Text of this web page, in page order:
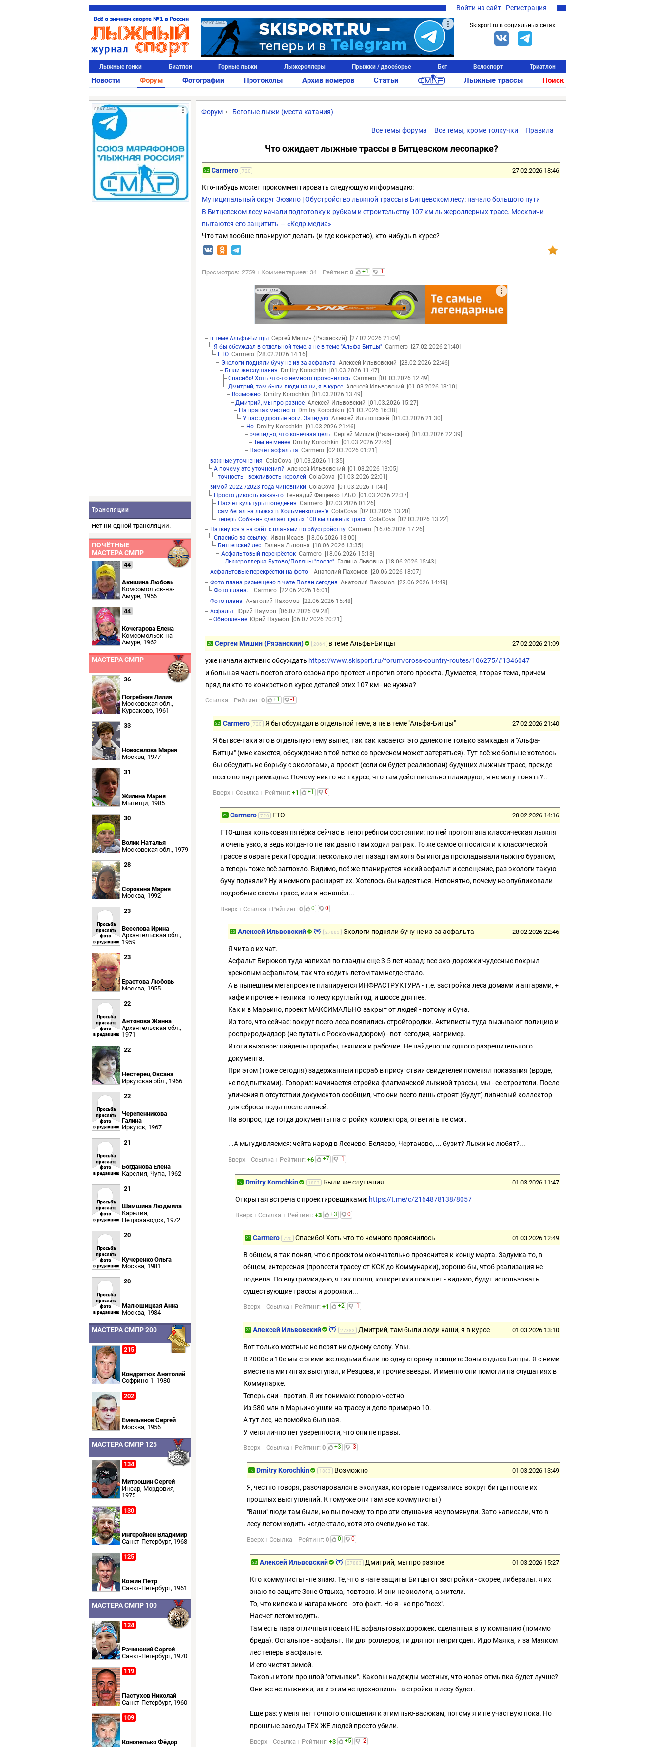
Войти на сайт Регистрация
РЕКЛАМА Skisport.ru в социальных сетях:
Лыжные гонки Биатлон Горные лыжи Лыжероллеры Прыжки / двоеборье Бег Велоспорт Триатлон
Новости Форум Фотографии Протоколы Архив номеров Статьи Лыжные трассы Поиск
РЕКЛАМА
Трансляции
Нет ни одной трансляции.
ПОЧЁТНЫЕ
МАСТЕРА СМЛР
44
Акишина Любовь
Комсомольск-на-
Амуре, 1956
44
Кочегарова Елена
Комсомольск-на-
Амуре, 1962
МАСТЕРА СМЛР
36
Погребная Лилия
Московская обл.,
Курсаково, 1961
33
Новоселова Мария
Москва, 1977
31
Жилина Мария
Мытищи, 1985
30
Волик Наталья
Московская обл., 1979
28
Сорокина Мария
Москва, 1992
23
Веселова Ирина
Архангельская обл.,
1959
23
Ерастова Любовь
Москва, 1955
22
Антонова Жанна
Архангельская обл.,
1971
22
Нестерец Оксана
Иркутская обл., 1966
22
Черепенникова
Галина
Иркутск, 1967
21
Богданова Елена
Карелия, Чупа, 1962
21
Шамшина Людмила
Карелия,
Петрозаводск, 1972
20
Кучеренко Ольга
Москва, 1981
20
Малюшицкая Анна
Москва, 1984
МАСТЕРА СМЛР 200
215
Кондратюк Анатолий
Софрино-1, 1980
202
Емельянов Сергей
Москва, 1956
МАСТЕРА СМЛР 125
134
Митрошин Сергей
Инсар, Мордовия,
1975
130
Ингеройнен Владимир
Санкт-Петербург, 1968
125
Кожин Петр
Санкт-Петербург, 1961
МАСТЕРА СМЛР 100
124
Рачинский Сергей
Санкт-Петербург, 1970
119
Пастухов Николай
Санкт-Петербург, 1960
109
Конопелько Фёдор
Форум Беговые лыжи (места катания)
Правила
Все темы, кроме толкучки
Все темы форума
Что ожидает лыжные трассы в Битцевском лесопарке?
22 Carmero 720 27.02.2026 18:46
Кто-нибудь может прокомментировать следующую информацию:
Муниципальный округ Зюзино | Обустройство лыжной трассы в Битцевском лесу: начало большого пути
В Битцевском лесу начали подготовку к рубкам и строительству 107 км лыжероллерных трасс. Москвичи
пытаются его защитить — «Кедр.медиа»
Что там вообще планируют делать (и где конкретно), кто-нибудь в курсе?
Просмотров: 2759 Комментариев: 34 Рейтинг:0 +1 -1
РЕКЛАМА
в теме Альфы-БитцыСергей Мишин (Рязанский)
[27.02.2026 21:09]
Я бы обсуждал в отдельной теме, а не в теме "Альфа-Битцы" Carmero [27.02.2026 21:40]
ГТОCarmero
[28.02.2026 14:16]
Экологи подняли бучу не из-за асфальта Алексей Ильвовский
[28.02.2026 22:46]
Были же слушания Dmitry Korochkin
[01.03.2026 11:47]
Спасибо! Хоть что-то немного прояснилось Carmero
[01.03.2026 12:49]
Дмитрий, там были люди наши, я в курсе Алексей Ильвовский
[01.03.2026 13:10]
ВозможноDmitry Korochkin
[01.03.2026 13:49]
Дмитрий, мы про разное Алексей Ильвовский
[01.03.2026 15:27]
На правах местного Dmitry Korochkin
[01.03.2026 16:38]
У вас здоровые ноги. ЗавидуюАлексей Ильвовский
[01.03.2026 21:30]
Но Dmitry Korochkin
[01.03.2026 21:46]
очевидно, что конечная цель Сергей Мишин (Рязанский)
[01.03.2026 22:39]
Тем не менееDmitry Korochkin
[01.03.2026 22:46]
Насчёт асфальта Carmero [02.03.2026 01:21]
важные уточнения ColaCova
[01.03.2026 11:35]
А почему это уточнения? Алексей Ильвовский
[01.03.2026 13:05]
точность - вежливость королей ColaCova
[01.03.2026 22:01]
зимой 2022 /2023 года чиновники ColaCova
[01.03.2026 11:41]
Просто дикость какая-то Геннадий Фищенко ГАБО [01.03.2026 22:37]
Насчёт культуры поведения Carmero
[02.03.2026 01:26]
сам бегал на лыжах в Хольменколлен'eColaCova
[02.03.2026 13:20]
теперь Собянин сделает целых 100 км лыжных трассColaCova
[02.03.2026 13:22]
Наткнулся я на сайт с планами по обустройствуCarmero
[16.06.2026 17:26]
Спасибо за ссылку. Иван Исаев [18.06.2026 13:00]
Битцевский лесГалина Львовна
[18.06.2026 13:35]
Асфальтовый перекрёстокCarmero [18.06.2026 15:13]
Лыжероллерка Бутово/Поляны "после" Галина Львовна
[18.06.2026 15:43]
Асфальтовые перекрёстки на фото -Анатолий Пахомов
[20.06.2026 18:07]
Фото плана размещено в чате Полян сегодня Анатолий Пахомов [22.06.2026 14:49]
Фото плана... Carmero
[22.06.2026 16:01]
Фото плана Анатолий Пахомов [22.06.2026 15:48]
АсфальтЮрий Наумов [06.07.2026 09:28]
Обновление Юрий Наумов [06.07.2026 20:21]
20 Сергей Мишин (Рязанский) 2064 в теме Альфы-Битцы 27.02.2026 21:09
уже начали активно обсуждать https://www.skisport.ru/forum/cross-country-routes/106275/#1346047
и большая часть постов этого сезона про протесты против этого проекта. Думается, вторая тема, причем
вряд ли кто-то конкретно в курсе деталей этих 107 км - не нужна?
Ссылка Рейтинг:0 +1 -1
22 Carmero 720 Я бы обсуждал в отдельной теме, а не в теме "Альфа-Битцы" 27.02.2026 21:40
Я бы всё-таки это в отдельную тему вынес, так как касается это далеко не только замкадья и "Альфа-
Битцы" (мне кажется, обсуждение в той ветке со временем может затеряться). Тут всё же больше хотелось
бы обсудить не борьбу с экологами, а проект (если он будет реализован) будущих лыжных трасс, прежде
всего во внутримкадье. Почему никто не в курсе, что там действительно планируют, я не могу понять?..
Вверх Ссылка Рейтинг: +1 +1 0
22 Carmero 720 ГТО 28.02.2026 14:16
ГТО-шная коньковая пятёрка сейчас в непотребном состоянии: по ней протоптана классическая лыжня
и очень узко, а ведь когда-то не так давно там ходил ратрак. То же самое относится и к классической
трассе в овраге реки Городни: несколько лет назад там хотя бы иногда прокладывали лыжню бураном,
а теперь тоже всё заглохло. Видимо, всё же планируется некий асфальт и освещение, раз экологи такую
бучу подняли? Ну и немного расширят их. Хотелось бы надеяться. Непонятно, почему не опубликовали
подробные схемы трасс, или я не нашёл...
Вверх Ссылка Рейтинг:0 0 0
23 Алексей Ильвовский 27883 Экологи подняли бучу не из-за асфальта 28.02.2026 22:46
Я читаю их чат.
Асфальт Бирюков туда напихал по гланды еще 3-5 лет назад: все эко-дорожки чудесные покрыл
хреновым асфальтом, так что ходить летом там негде стало.
А в нынешнем мегапроекте планируется ИНФРАСТРУКТУРА - т.е. застройка леса домами и ангарами, +
кафе и прочее + техника по лесу круглый год, и шоссе для нее.
Как и в Марьино, проект МАКСИМАЛЬНО закрыт от людей - потому и буча.
Из того, что сейчас: вокруг всего леса появились стройгородки. Активисты туда вызывают полицию и
росприроднадзор (не путать с Роскомнадзором) - вот сегодня, например.
Итоги вызовов: найдены прорабы, техника и рабочие. Не найдено: ни одного разрешительного
документа.
При этом (тоже сегодня) задержанный прораб в присутствии свидетелей поменял показания (вроде,
не под пытками). Говорил: начинается стройка флагманской лыжной трассы, мы - ее строители. После
уличения в отсутствии документов сообщил, что они всего лишь строят (будут) ливневый коллектор
для сброса воды после ливней.
На вопрос, где тогда документы на стройку коллектора, ответить не смог.
...А мы удивляемся: чейта народ в Ясенево, Беляево, Чертаново, ... бузит? Лыжи не любят?...
Вверх Ссылка Рейтинг: +6 +7 -1
16 Dmitry Korochkin 1803 Были же слушания 01.03.2026 11:47
Открытая встреча с проектировщиками: https://t.me/c/2164878138/8057
Вверх Ссылка Рейтинг: +3 +3 0
22 Carmero 720 Спасибо! Хоть что-то немного прояснилось 01.03.2026 12:49
В общем, я так понял, что с проектом окончательно прояснится к концу марта. Задумка-то, в
общем, интересная (провести трассу от КСК до Коммунарки), хорошо бы, чтоб реализация не
подвела. По внутримкадью, я так понял, конкретики пока нет - видимо, будут использовать
существующие трассы и дорожки...
Вверх Ссылка Рейтинг:+1 +2 -1
23 Алексей Ильвовский 27883 Дмитрий, там были люди наши, я в курсе 01.03.2026 13:10
Вот только местные не верят ни одному слову. Увы.
В 2000е и 10е мы с этими же людьми были по одну сторону в защите Зоны отдыха Битцы. Я с ними
вместе на митингах выступал, и Резцова, и прочие звезды. И именно они помогли на слушаниях в
Коммунарке.
Теперь они - против. Я их понимаю: говорю честно.
Из 580 млн в Марьино ушли на трассу и дело примерно 10.
А тут лес, не помойка бывшая.
У меня лично нет уверенности, что они не правы.
Вверх Ссылка Рейтинг:0 +3 -3
16 Dmitry Korochkin 1803 Возможно 01.03.2026 13:49
Я, честно говоря, разочаровался в эколухах, которые подвизались вокруг битцы после их
прошлых выступлений. К тому-же они там все коммунисты )
"Ваши" люди там были, но вы почему-то про эти слушания не упомянули. Зато написали, что в
лесу летом ходить негде стало, хотя это очевидно не так.
Вверх Ссылка Рейтинг:0 0 0
23 Алексей Ильвовский 27883 Дмитрий, мы про разное 01.03.2026 15:27
Кто коммунисты - не знаю. Те, что в чате защиты Битцы от застройки - скорее, либералы. я их
знаю по защите Зоне Отдыха, повторю. И они не экологи, а жители.
То, что кипежа и нагара много - это факт. Но я - не про "всех".
Насчет летом ходить.
Там есть пара отличных новых НЕ асфальтовых дорожек, сделанных в ту компанию (помимо
бреда). Остальное - асфальт. Ни для роллеров, ни для ног непригоден. И до Маяка, и за Маяком
лес теперь в асфальте.
И его чистят зимой.
Таковы итоги прошлой "отмывки". Каковы надежды местных, что новая отмывка будет лучше?
Они же не лыжники, их и этим не вдохновишь - а стройка в лесу будет.
Еще раз: у меня нет точного отношения к этим нью-васюкам, потому я и не участвую пока. Но
прошлые заходы ТЕХ ЖЕ людей просто убили.
Вверх Ссылка Рейтинг:+3 +5 -2